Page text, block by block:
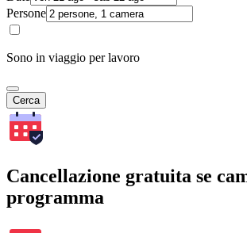
Persone
Sono in viaggio per lavoro
Cerca
Cancellazione gratuita se
programma